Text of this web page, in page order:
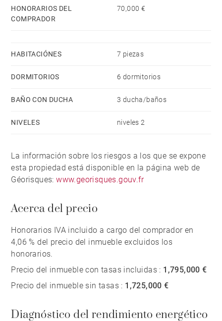
Biarritz Airport is located 30 km away, and Bayonne
HONORARIOS DEL
COMPRADOR
70,000 €
HABITACIÓNES 7 piezas
DORMITORIOS 6 dormitorios
BAÑO CON DUCHA 3 ducha/baños
NIVELES niveles 2
La información sobre los riesgos a los que se expone
esta propiedad está disponible en la página web de
Géorisques:www.georisques.gouv.fr
Acerca del precio
Honorarios IVA incluido a cargo del comprador en
4,06 % del precio del inmueble excluidos los
honorarios.
Precio del inmueble con tasas incluidas : 1,795,000 €
Precio del inmueble sin tasas : 1,725,000 €
Diagnóstico del rendimiento energético